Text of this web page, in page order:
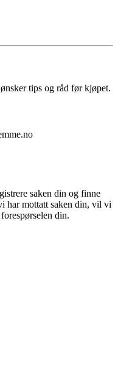
tips og råd før kjøpet.
saken din og finne
har mottatt saken din, vil vi
din.